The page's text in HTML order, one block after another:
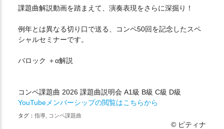
課題曲解説動画を踏まえて、演奏表現をさらに深掘り！
例年とは異なる切り口で送る、コンペ50回を記念したスペ
シャルセミナーです。
バロック ＋α解説
コンペ課題曲 2026 課題曲説明会 A1級 B級 C級 D級
YouTubeメンバーシップの閲覧はこちらから
タグ： 指導, コンペ課題曲
© ピティナ